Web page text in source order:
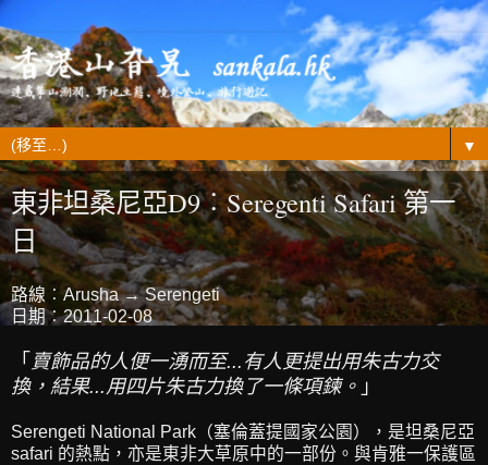
▼
東非坦桑尼亞D9︰Seregenti Safari 第一
日
路線︰Arusha → Serengeti
日期︰2011-02-08
「 賣飾品的人便一湧而至...有人更提出用朱古力交
換，結果...用四片朱古力換了一條項鍊。 」
Serengeti National Park（塞倫蓋提國家公園），是坦桑尼亞
safari 的熱點，亦是東非大草原中的一部份。與肯雅一保護區